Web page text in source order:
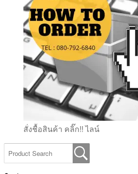
สั่งชื้อสินค้า คลิ๊ก!! ไลน์